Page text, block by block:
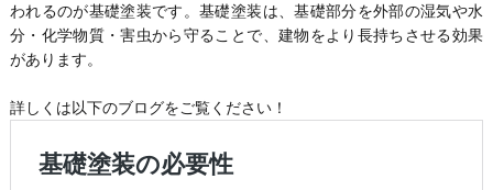
われるのが基礎塗装です。基礎塗装は、基礎部分を外部の湿気や水
分・化学物質・害虫から守ることで、建物をより長持ちさせる効果
があります。
詳しくは以下のブログをご覧ください！